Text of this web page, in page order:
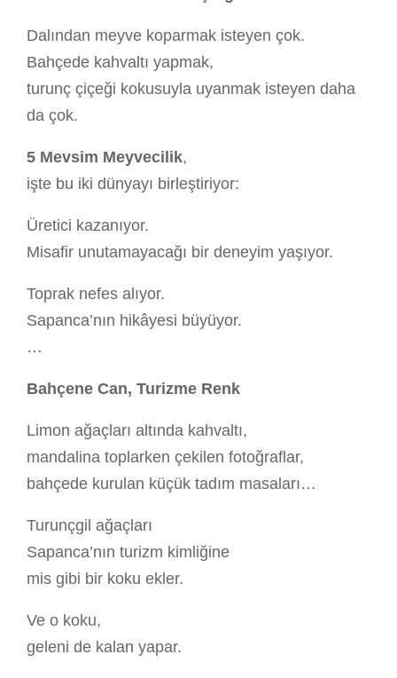
Dalından meyve koparmak isteyen çok.
Bahçede kahvaltı yapmak,
turunç çiçeği kokusuyla uyanmak isteyen daha
da çok.
5 Mevsim Meyvecilik,
işte bu iki dünyayı birleştiriyor:
Üretici kazanıyor.
Misafir unutamayacağı bir deneyim yaşıyor.
Toprak nefes alıyor.
Sapanca’nın hikâyesi büyüyor.
…
Bahçene Can, Turizme Renk
Limon ağaçları altında kahvaltı,
mandalina toplarken çekilen fotoğraflar,
bahçede kurulan küçük tadım masaları…
Turunçgil ağaçları
Sapanca’nın turizm kimliğine
mis gibi bir koku ekler.
Ve o koku,
geleni de kalan yapar.